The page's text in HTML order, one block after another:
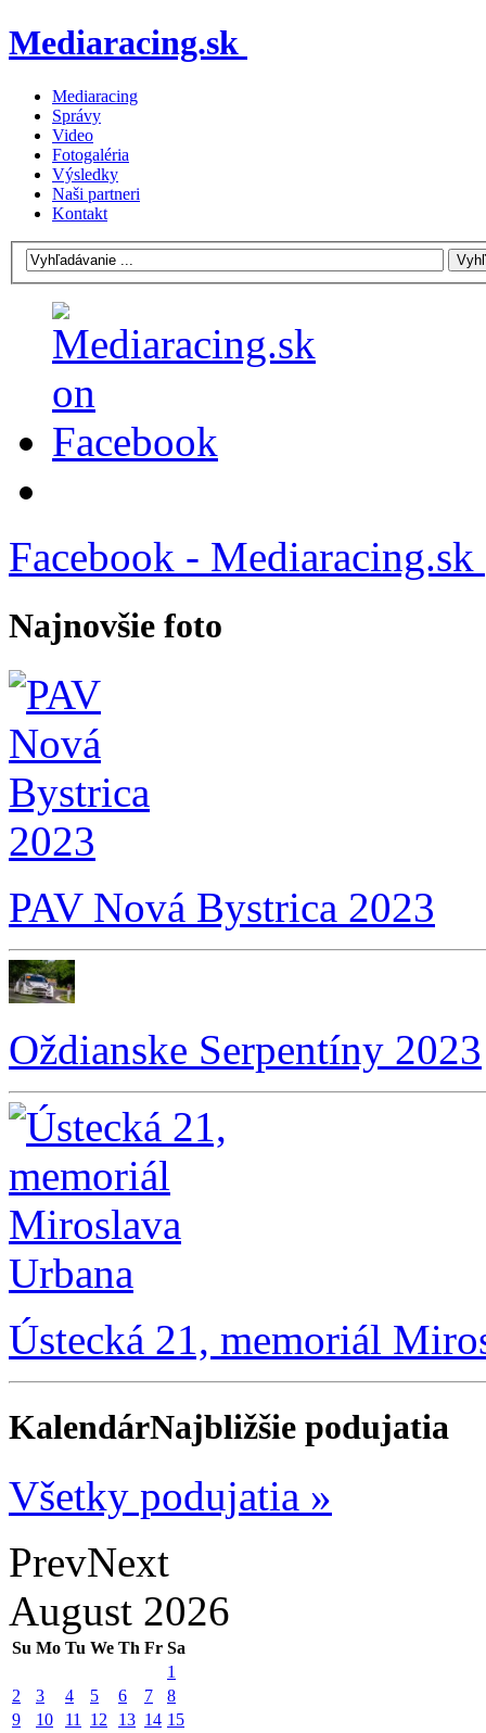
Mediaracing.sk
Mediaracing
Správy
Video
Fotogaléria
Výsledky
Naši partneri
Kontakt
Facebook - Mediaracing.sk
Najnovšie foto
PAV Nová Bystrica 2023
Oždianske Serpentíny 2023
Ústecká 21, memoriál
KalendárNajbližšie podujatia
Všetky podujatia »
PrevNext
August 2026
Su Mo Tu We Th Fr Sa
1
2
3 4 5 6 7
8
9
10 11 12 13 14 15